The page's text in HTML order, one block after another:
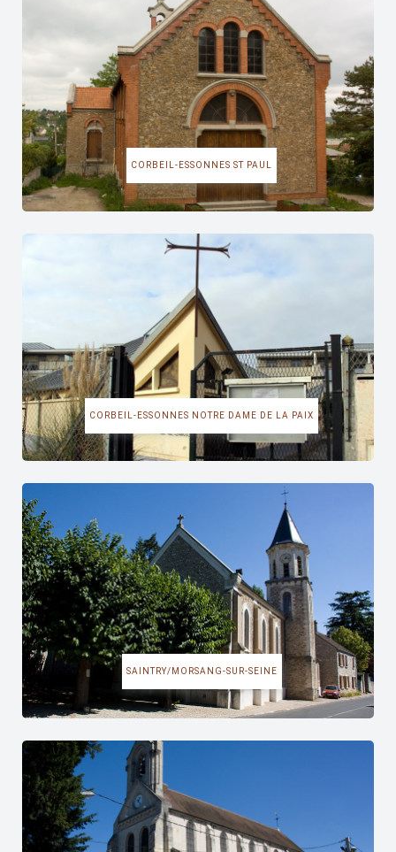
CORBEIL-ESSONNES ST PAUL
CORBEIL-ESSONNES NOTRE DAME DE LA PAIX
SAINTRY/MORSANG-SUR-SEINE